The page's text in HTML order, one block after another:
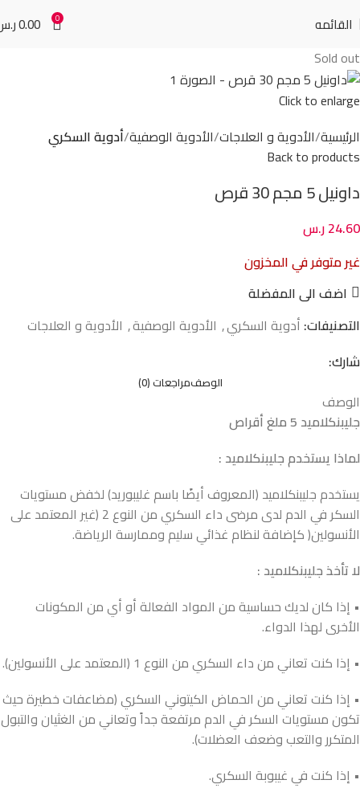
القائمه 0
0.00
Sold out
Click to enlarge
الرئيسية الأدوية و العلاجات الأدوية الوصفية أدوية السكري
Back to products
داونيل 5 مجم 30 قرص
24.60ر.س
غير متوفر في المخزون
اضف الى المفضلة
التصنيفات: أدوية السكري, الأدوية الوصفية, الأدوية و العلاجات
شارك:
الوصفمراجعات (0)
الوصف
جليبنكلاميد 5 ملغ أقراص
لماذا يستخدم جليبنكلاميد :
يستخدم جليبنكلاميد (المعروف أيضًا باسم غليبوريد) لخفض مستويات
السكر في الدم لدى مرضى داء السكري من النوع 2 (غير المعتمد على
الأنسولين( كإضافة لنظام غذائي سليم وممارسة الرياضة.
لا تأخذ جليبنكلاميد :
• إذا كان لديك حساسية من المواد الفعالة أو أي من المكونات
الأخرى لهذا الدواء.
• إذا كنت تعاني من داء السكري من النوع 1 (المعتمد على الأنسولين).
• إذا كنت تعاني من الحماض الكيتوني السكري (مضاعفات خطيرة حيث
تكون مستويات السكر في الدم مرتفعة جداً وتعاني من الغثيان والتبول
المتكرر والتعب وضعف العضلات).
• إذا كنت في غيبوبة السكري.